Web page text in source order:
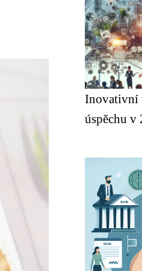
Inovativní
úspěchu v